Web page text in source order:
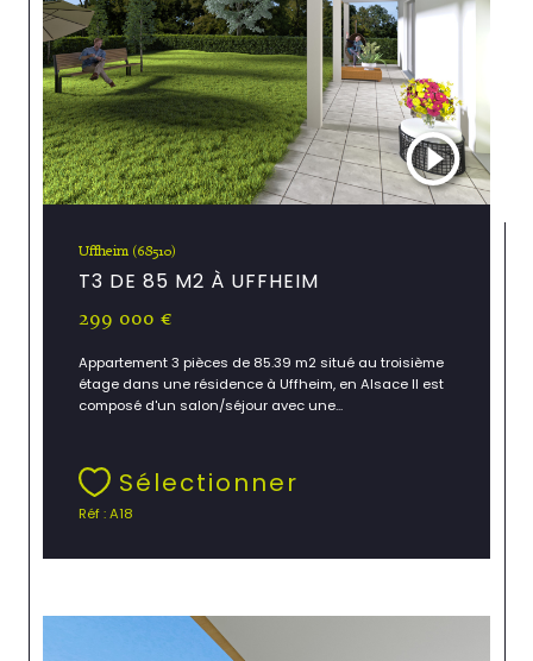
Uffheim (68510)
T3 DE 85 M2 À UFFHEIM
299 000 €
Appartement 3 pièces de 85.39 m2 situé au troisième
étage dans une résidence à Uffheim, en Alsace Il est
composé d'un salon/séjour avec une...
Sélectionner
Réf : A18